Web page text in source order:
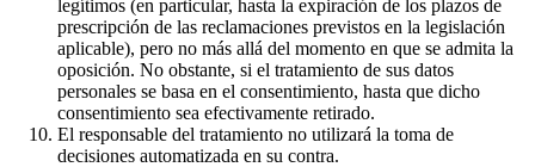
legítimos (en particular, hasta la expiración de los plazos de
prescripción de las reclamaciones previstos en la legislación
aplicable), pero no más allá del momento en que se admita la
oposición. No obstante, si el tratamiento de sus datos
personales se basa en el consentimiento, hasta que dicho
consentimiento sea efectivamente retirado.
El responsable del tratamiento no utilizará la toma de
decisiones automatizada en su contra.